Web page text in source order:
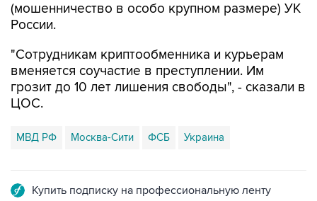
(мошенничество в особо крупном размере) УК
России.
"Сотрудникам криптообменника и курьерам
вменяется соучастие в преступлении. Им
грозит до 10 лет лишения свободы", - сказали в
ЦОС.
МВД РФ Москва-Сити ФСБ Украина
Купить подписку на профессиональную ленту